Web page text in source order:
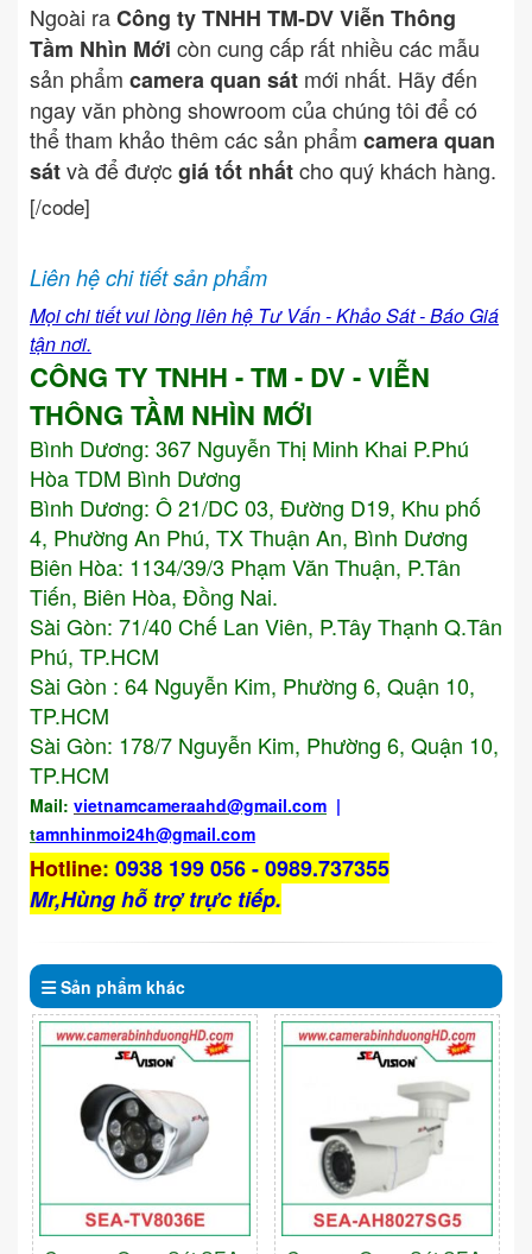
Ngoài raCông ty TNHH TM-DV Viễn Thông
Tầm Nhìn Mới còn cung cấp rất nhiều các mẫu
sản phẩm camera quan sát mới nhất. Hãy đến
ngay văn phòng showroom của chúng tôi để có
thể tham khảo thêm các sản phẩm camera quan
sátvà để đượcgiá tốt nhấtcho quý khách hàng.
[/code]
Liên hệ chi tiết sản phẩm
Mọi chi tiết vui lòng liên hệ Tư Vấn - Khảo Sát - Báo Giá
tận nơi.
CÔNG TY TNHH - TM - DV - VIỄN
THÔNG TẦM NHÌN MỚI
Bình Dương: 367 Nguyễn Thị Minh Khai P.Phú
Hòa TDM Bình Dương
Bình Dương: Ô 21/DC 03, Đường D19, Khu phố
4, Phường An Phú, TX Thuận An, Bình Dương
Biên Hòa: 1134/39/3 Phạm Văn Thuận, P.Tân
Tiến, Biên Hòa, Đồng Nai.
Sài Gòn: 71/40 Chế Lan Viên, P.Tây Thạnh Q.Tân
Phú, TP.HCM
Sài Gòn : 64 Nguyễn Kim, Phường 6, Quận 10,
TP.HCM
Sài Gòn: 178/7 Nguyễn Kim, Phường 6, Quận 10,
TP.HCM
Mail: vietnamcameraahd@gmail.com |
tamnhinmoi24h@gmail.com
Hotline: 0938 199 056 - 0989.737355
Mr,Hùng hỗ trợ trực tiếp.
Sản phẩm khác